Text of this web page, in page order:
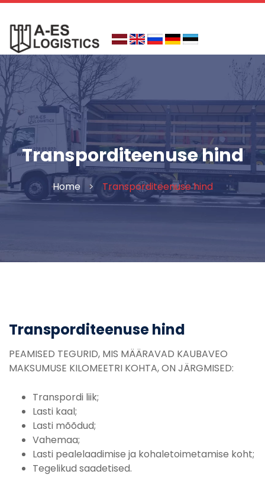
Skip
content
Transporditeenuse hind
Home > Transporditeenuse hind
Transporditeenuse hind
PEAMISED TEGURID, MIS MÄÄRAVAD KAUBAVEO
MAKSUMUSE KILOMEETRI KOHTA, ON JÄRGMISED:
Transpordi liik;
Lasti kaal;
Lasti mõõdud;
Vahemaa;
Lasti pealelaadimise ja kohaletoimetamise koht;
Tegelikud saadetised.